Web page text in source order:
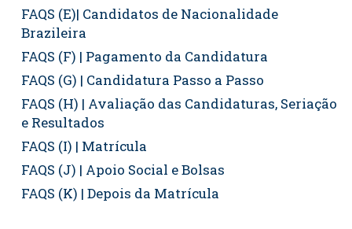
FAQS (E)| Candidatos de Nacionalidade
Brazileira
FAQS (F) | Pagamento da Candidatura
FAQS (G) | Candidatura Passo a Passo
FAQS (H) | Avaliação das Candidaturas, Seriação
e Resultados
FAQS (I) | Matrícula
FAQS (J) | Apoio Social e Bolsas
FAQS (K) | Depois da Matrícula